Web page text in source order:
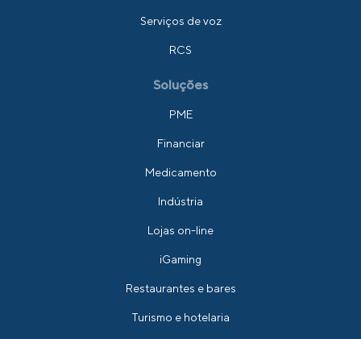
Serviços de voz
RCS
Soluções
PME
Financiar
Medicamento
Indústria
Lojas on-line
iGaming
Restaurantes e bares
Turismo e hotelaria